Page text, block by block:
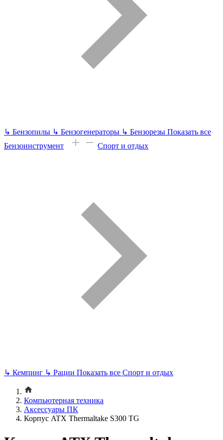
↳ Бензопилы ↳ Бензогенераторы ↳ Бензорезы Показать все
Бензоинструмент
Спорт и отдых
↳ Кемпинг ↳ Рации Показать все Спорт и отдых
Компьютерная техника
Аксессуары ПК
Корпус ATX Thermaltake S300 TG